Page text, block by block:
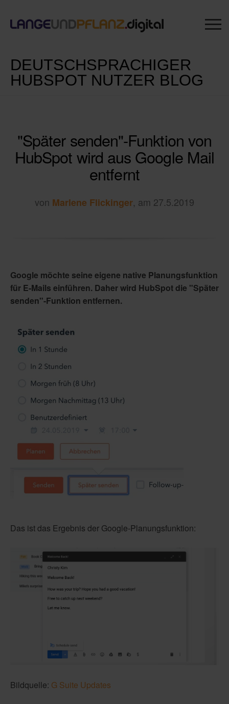
DEUTSCHSPRACHIGER
HUBSPOT NUTZER BLOG
"Später senden"-Funktion von
HubSpot wird aus Google Mail
entfernt
von Marlene Flickinger, am 27.5.2019
Google möchte seine eigene native Planungsfunktion
für E-Mails einführen. Daher wird HubSpot die "Später
senden"-Funktion entfernen.
Das ist das Ergebnis der Google-Planungsfunktion:
Bildquelle: G Suite Updates